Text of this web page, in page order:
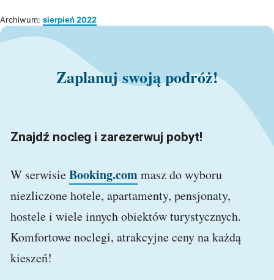
Archiwum: sierpień 2022
Zaplanuj swoją podróż!
Znajdź nocleg i zarezerwuj pobyt!
W serwisieBooking.commasz do wyboru
niezliczone hotele, apartamenty, pensjonaty,
hostele i wiele innych obiektów turystycznych.
Komfortowe noclegi, atrakcyjne ceny na każdą
kieszeń!